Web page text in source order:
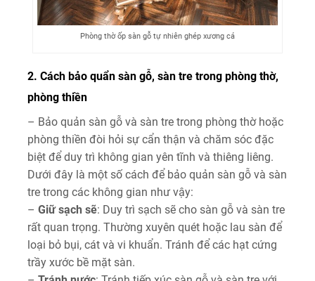
Phòng thờ ốp sàn gỗ tự nhiên ghép xương cá
2. Cách bảo quẩn sàn gỗ, sàn tre trong phòng thờ,
phòng thiền
– Bảo quản sàn gỗ và sàn tre trong phòng thờ hoặc
phòng thiền đòi hỏi sự cẩn thận và chăm sóc đặc
biệt để duy trì không gian yên tĩnh và thiêng liêng.
Dưới đây là một số cách để bảo quản sàn gỗ và sàn
tre trong các không gian như vậy:
– Giữ sạch sẽ: Duy trì sạch sẽ cho sàn gỗ và sàn tre
rất quan trọng. Thường xuyên quét hoặc lau sàn để
loại bỏ bụi, cát và vi khuẩn. Tránh để các hạt cứng
trầy xước bề mặt sàn.